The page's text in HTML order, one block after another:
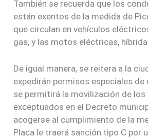
También se recuerda que los
están exentos de la medida de
que circulan en vehículos
gas, y las motos eléctricas,
De igual manera, se reitera a la
expedirán permisos especiales de
se permitirá la movilización de los
exceptuados en el Decreto
acogerse al cumplimiento de la
Placa le traerá sanción tipo C por